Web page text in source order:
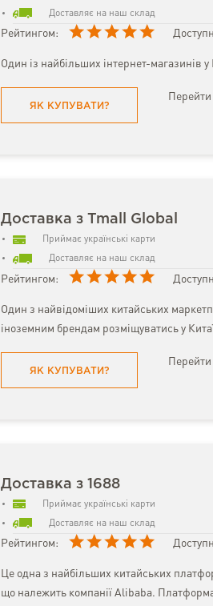
Доставляє на наш склад
Рейтингом:
Один із найбільших інтернет-магазинів у
ЯК КУПУВАТИ?
Доставка з Tmall Global
Приймає українські карти
Доставляє на наш склад
Рейтингом:
Один з найвідоміших китайських
іноземним брендам розміщуватись у
ЯК КУПУВАТИ?
Доставка з 1688
Приймає українські карти
Доставляє на наш склад
Рейтингом:
Це одна з найбільших китайських
що належить компанії Alibaba.